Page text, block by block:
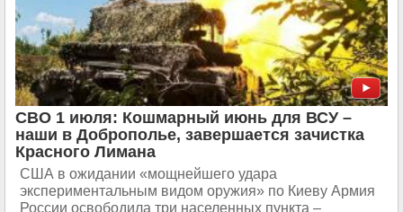
СВО 1 июля: Кошмарный июнь для ВСУ –
наши в Доброполье, завершается зачистка
Красного Лимана
США в ожидании «мощнейшего удара
экспериментальным видом оружия» по Киеву Армия
России освободила три населенных пункта –